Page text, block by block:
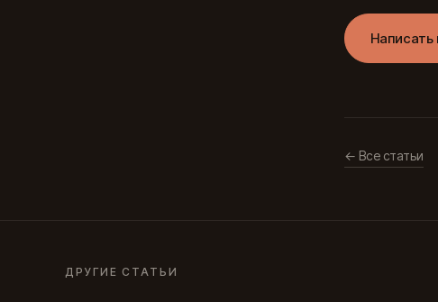
Написать
← Все статьи
ДРУГИЕ СТАТЬИ